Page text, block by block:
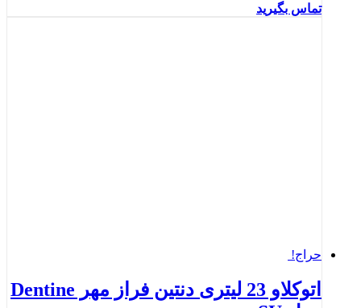
تماس بگیرید
حراج!
اتوكلاو 23 لیتری دنتین فراز مهر Dentine